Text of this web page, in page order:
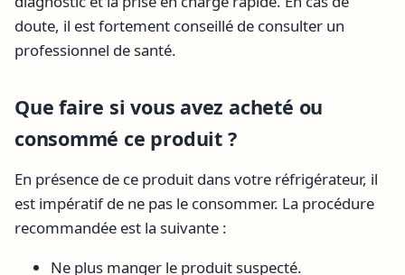
doute, il est fortement conseillé de consulter un
professionnel de santé.
Que faire si vous avez acheté ou
consommé ce produit ?
En présence de ce produit dans votre réfrigérateur, il
est impératif de ne pas le consommer. La procédure
recommandée est la suivante :
Ne plus manger le produit suspecté.